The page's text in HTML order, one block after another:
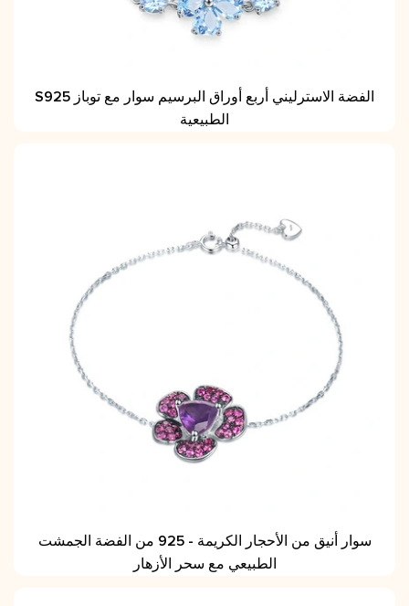
S925 الفضة الاسترليني أربع أوراق البرسيم سوار مع توباز
الطبيعية
سوار أنيق من الأحجار الكريمة - 925 من الفضة الجمشت
الطبيعي مع سحر الأزهار